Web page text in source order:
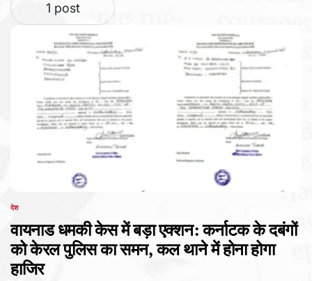
1 post
POSTED
देश
वायनाड धमकी केस में बड़ा एक्शन: कर्नाटक के दबंगों
को केरल पुलिस का समन, कल थाने में होना होगा
हाजिर